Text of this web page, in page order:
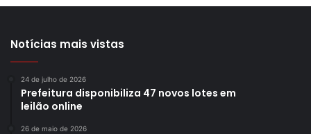
Notícias mais vistas
24 de julho de 2026
Prefeitura disponibiliza 47 novos lotes em
leilão online
26 de maio de 2026